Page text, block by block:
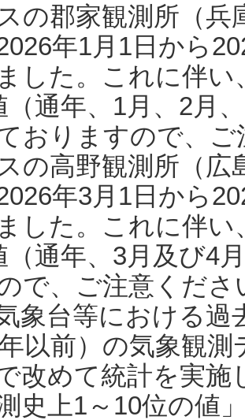
の郡家観測所（
年1月1日から
した。これに伴い
（通年、1月、2月
おりますので、
の高野観測所（
年3月1日から
した。これに伴い
（通年、3月及び4
で、ご注意くだ
象台等における過
年以前）の気象観
改めて統計を実
史上1～10位の値